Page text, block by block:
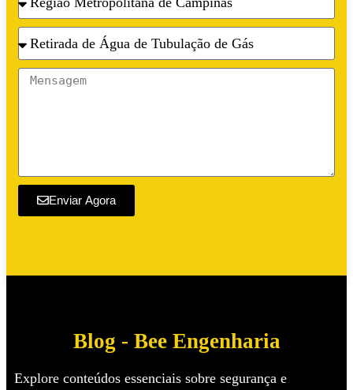
Enviar Agora
Blog - Bee Engenharia
Explore conteúdos essenciais sobre segurança e